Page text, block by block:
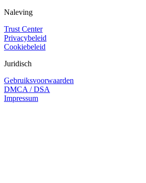
Naleving
Trust Center
Privacybeleid
Cookiebeleid
Juridisch
Gebruiksvoorwaarden
DMCA / DSA
Impressum